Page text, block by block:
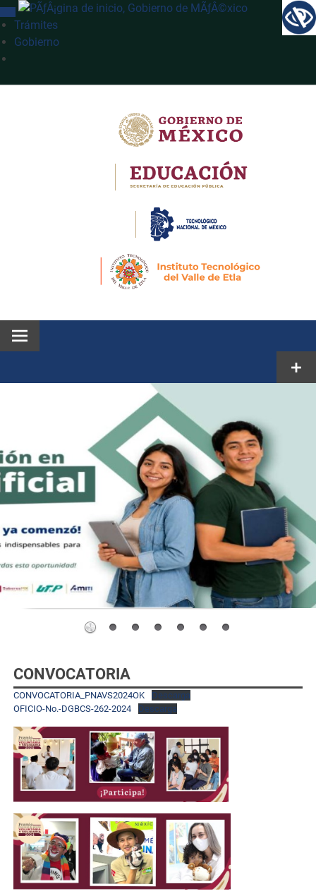
INTERRUPTOR DE NAVEGACIÓN
Trámites
Gobierno
CONVOCATORIA
CONVOCATORIA_PNAVS2024OK
Descarga
OFICIO-No.-DGBCS-262-2024
Descarga